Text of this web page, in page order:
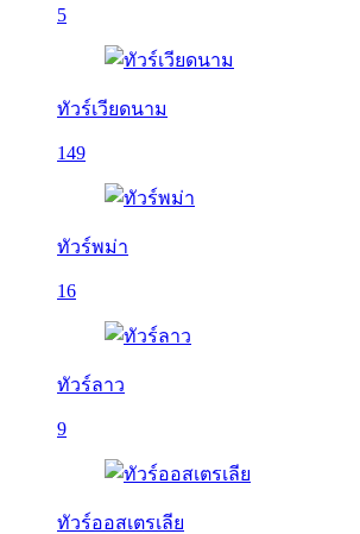
5
ทัวร์เวียดนาม
149
ทัวร์พม่า
16
ทัวร์ลาว
9
ทัวร์ออสเตรเลีย